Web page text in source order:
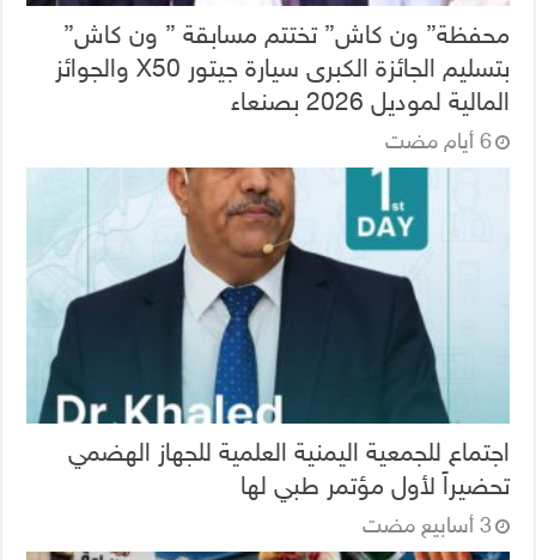
محفظة” ون كاش” تختتم مسابقة ” ون كاش”
بتسليم الجائزة الكبرى سيارة جيتور X50 والجوائز
المالية لموديل 2026 بصنعاء
‏6 أيام مضت
اجتماع للجمعية اليمنية العلمية للجهاز الهضمي
تحضيراً لأول مؤتمر طبي لها